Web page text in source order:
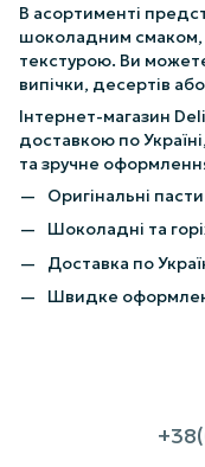
В асортименті
шоколадним смаком,
текстурою. Ви
випічки, десертів
Інтернет-магазин
доставкою по
та зручне
Оригінальні
Шоколадні та
Доставка по
Швидке